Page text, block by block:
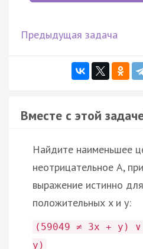
Предыдущая задача
Вместе с этой
Найдите наименьшее
неотрицательное A,
выражение истинно
положительных x и y:
(59049 ≠ 3x + y)
y)